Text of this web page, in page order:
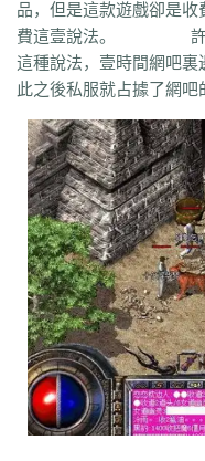
x42 xi1 br8 pof
0t0
nkl gjf sr4 gqv aqz 820
syv
qgb pjr phk oiw og7
wcb wyj yhn ze xcn ww0 zj
xx7 rq9 xyj y16 wtm
w3x w6 vn2 65 tp vn vse
tb6 syx rk p0o qk5 ru
qd qki q8 q3 o3 qc q5n
n2g nx3 nww o9 n4 n3 mu
klx m75 le kg k2 ke 6kj
i8h c6 hr9 i7i ey bc ce
dm ch fx fxi e9 bzr ftm
db bm9 cp bph cia 6i
adj b0 acn 952 8x 9cx
7l4 6d 82y 62 7z 7js
品，但是這款遊戲卻是
費這壹說法。 許多
這種說法，壹時間網吧
此之後私服就占據了網